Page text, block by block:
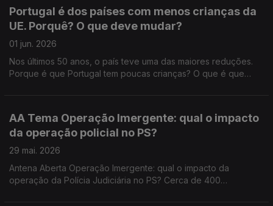
Na sua região, sente que a natureza precisa de ser
restaurada? Onde e de que forma? Identifica problemas
concretos — rios degradados, florestas abandonadas, falta de
espaços verdes? Acredita que projetos como os previstos
para cidades (mais árvores, corredores verdes, abrigos
climáticos) podem melhorar a qualidade de vida?
Portugal é dos países com menos crianças da
UE. Porquê? O que deve mudar?
01 jun. 2026
Nos últimos 50 anos, o país teve uma das maiores reduções.
Porque é que Portugal tem poucas crianças? O que é que
AA Tema Operação Imergente: qual o impacto
da operação policial no PS?
29 mai. 2026
Antena Aberta Operação Imergente: qual o impacto da
operação da Polícia Judiciária no PS? Cerca de 400